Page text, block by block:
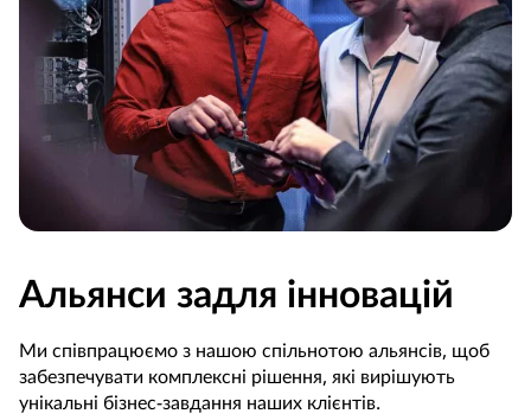
Альянси задля інновацій
Ми співпрацюємо з нашою спільнотою альянсів, щоб
забезпечувати комплексні рішення, які вирішують
унікальні бізнес-завдання наших клієнтів.